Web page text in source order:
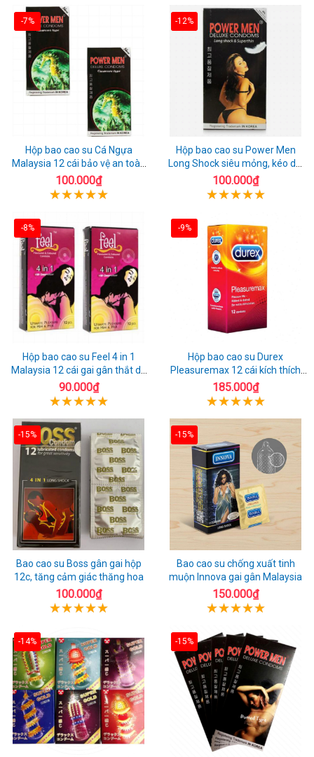
-7%
Hộp bao cao su Cá Ngựa
Malaysia 12 cái bảo vệ an toàn
tuyệt đối
100.000₫
-12%
Hộp bao cao su Power Men
Long Shock siêu mỏng, kéo dài
quan hệ thoải mái
100.000₫
-8%
Hộp bao cao su Feel 4 in 1
Malaysia 12 cái gai gân thắt dễ
sử dụng
90.000₫
-9%
Hộp bao cao su Durex
Pleasuremax 12 cái kích thích
tăng khoái cảm
185.000₫
-15%
Bao cao su Boss gân gai hộp
12c, tăng cảm giác thăng hoa
100.000₫
-15%
Bao cao su chống xuất tinh
muộn Innova gai gân Malaysia
150.000₫
-14% -15%